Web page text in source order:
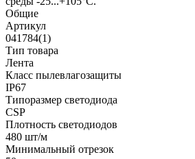
Общие
Артикул
041784(1)
Тип товара
Лента
Класс пылевлагозащиты
IP67
Типоразмер светодиода
CSP
Плотность светодиодов
480 шт/м
Минимальный отрезок